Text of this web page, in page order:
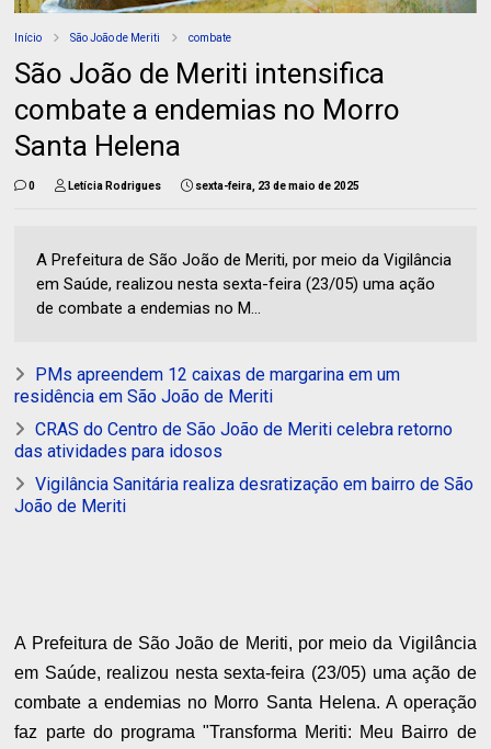
Início São João de Meriti combate
São João de Meriti intensifica
combate a endemias no Morro
Santa Helena
0 Letícia Rodrigues sexta-feira, 23 de maio de 2025
A Prefeitura de São João de Meriti, por meio da Vigilância
em Saúde, realizou nesta sexta-feira (23/05) uma ação
de combate a endemias no M...
PMs apreendem 12 caixas de margarina em um
residência em São João de Meriti
CRAS do Centro de São João de Meriti celebra retorno
das atividades para idosos
Vigilância Sanitária realiza desratização em bairro de São
João de Meriti
A Prefeitura de São João de Meriti, por meio da Vigilância
em Saúde, realizou nesta sexta-feira (23/05) uma ação de
combate a endemias no Morro Santa Helena. A operação
faz parte do programa "Transforma Meriti: Meu Bairro de